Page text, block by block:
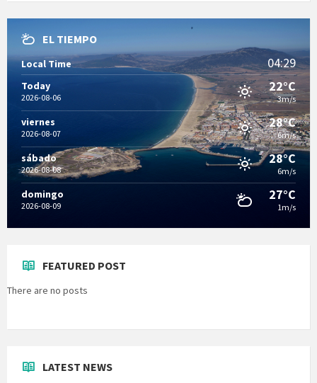
EL TIEMPO
Local Time 04:29
Today
2026-08-06
22°C
3m/s
viernes
2026-08-07
28°C
6m/s
sábado
2026-08-08
28°C
6m/s
domingo
2026-08-09
27°C
1m/s
FEATURED POST
There are no posts
LATEST NEWS